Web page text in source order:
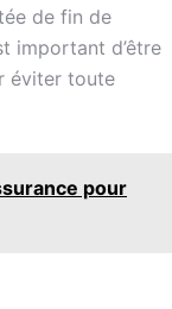
de fin de
important d’être
éviter toute
pour